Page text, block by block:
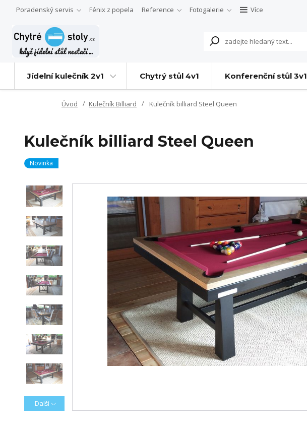
Poradenský servis Fénix z popela Reference Fotogalerie Více
Jídelní kulečník 2v1 Chytrý stůl 4v1 Konferenční stůl 3v1
Úvod Kulečník Billiard Kulečník billiard Steel Queen
Kulečník billiard Steel Queen
Novinka
Další